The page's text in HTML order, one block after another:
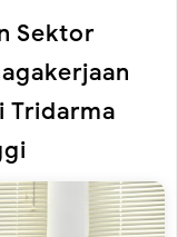
Sektor
Tridarma